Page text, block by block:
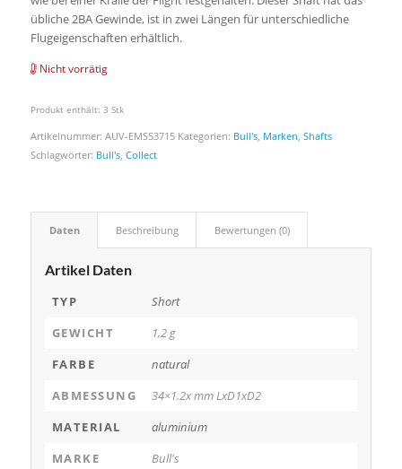
übliche 2BA Gewinde, ist in zwei Längen für unterschiedliche
Flugeigenschaften erhältlich.
Nicht vorrätig
Produkt enthält: 3 Stk
Artikelnummer: AUV-EMS53715 Kategorien: Bull's, Marken, Shafts
Schlagwörter: Bull's, Collect
Daten Beschreibung Bewertungen (0)
Artikel Daten
TYP
Short
GEWICHT
1,2 g
FARBE
natural
ABMESSUNG
34×1.2x mm LxD1xD2
MATERIAL
aluminium
MARKE
Bull's